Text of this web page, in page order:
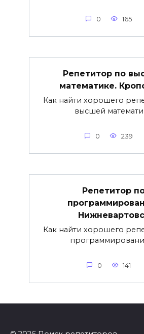
0 165
Репетитор по
математике.
Как найти хорошего
высшей
0 239
Репетитор
Как найти хорошего
0 141